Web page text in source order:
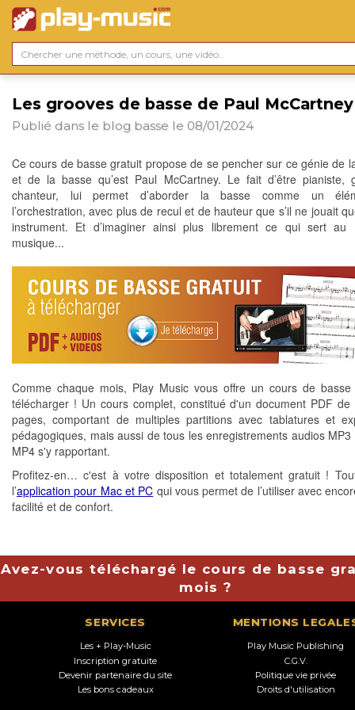
Les grooves de basse de Paul McCartney
Publié dans le blog basse le 08/01/2024
Ce cours de basse gratuit propose de se pencher sur ce génie de
et de la basse qu’est Paul McCartney. Le fait d’être pianiste,
chanteur, lui permet d’aborder la basse comme un
l’orchestration, avec plus de recul et de hauteur que s’il ne jouait
instrument. Et d’imaginer ainsi plus librement ce qui sert au
musique...
Comme chaque mois, Play Music vous offre un cours de
télécharger ! Un cours complet, constitué d'un document PDF de
pages, comportant de multiples partitions avec tablatures et
pédagogiques, mais aussi de tous les enregistrements audios MP3
MP4 s'y rapportant.
Profitez-en… c'est à votre disposition et totalement gratuit !
l’application pour Mac et PC qui vous permet de l’utiliser avec
facilité et de confort.
Avez-vous téléchargé le cours de basse
mois ?
SERVICES
Les + Play-Music
Inscription gratuite
Devenir partenaire du site
Les bons cadeaux
MENTIONS
Play Music Publishing
C.G.V.
Politique vie privée
Droits d'utilisation